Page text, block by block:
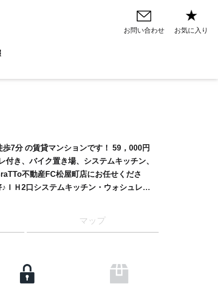
お問い合わせ お気に入り
7分 の賃貸マンションです！ 59，000円
き、バイク置き場、システムキッチン、
不動産FC松屋町店にお任せくださ
ＩＨ2口システムキッチン・ウォシュレ…
マップ